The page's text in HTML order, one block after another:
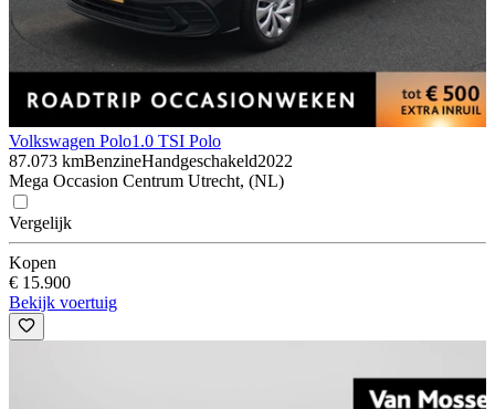
Volkswagen Polo1.0 TSI Polo
87.073 kmBenzineHandgeschakeld2022
Mega Occasion Centrum Utrecht, (NL)
Vergelijk
Kopen
€ 15.900
Bekijk voertuig